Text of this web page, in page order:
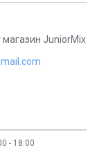
JuniorMix
18:00